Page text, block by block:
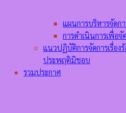
แผนการบริหารจัดกา
การดำเนินการเพื่อจั
แนวปฏิบัติการจัดการเรื่อง
ประพฤติมิชอบ
รวมประกาศ